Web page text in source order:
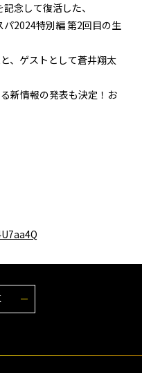
念して復活した、
2024特別編 第2回目の生
、ゲストとして蒼井翔太
新情報の発表も決定！お